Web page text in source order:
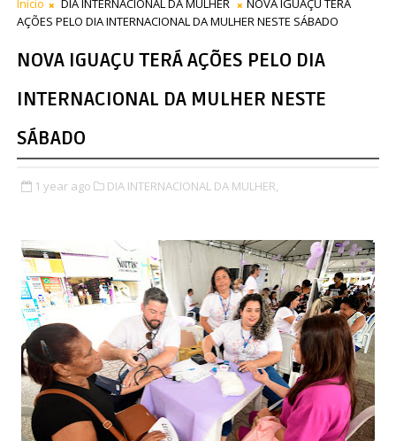
Início DIA INTERNACIONAL DA MULHER
NOVA IGUAÇU TERÁ
AÇÕES PELO DIA INTERNACIONAL DA MULHER NESTE SÁBADO
NOVA IGUAÇU TERÁ AÇÕES PELO DIA
INTERNACIONAL DA MULHER NESTE
SÁBADO
1 year ago DIA INTERNACIONAL DA MULHER,